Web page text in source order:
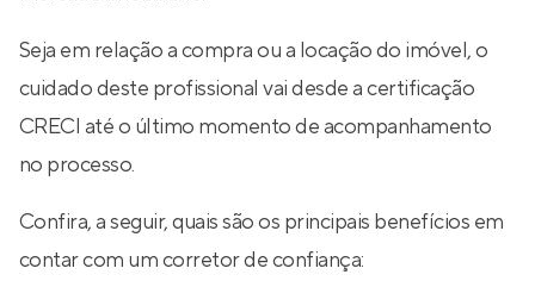
Seja em relação a compra ou a locação do imóvel, o
cuidado deste profissional vai desde a certificação
CRECI até o último momento de acompanhamento
no processo.
Confira, a seguir, quais são os principais benefícios em
contar com um corretor de confiança: